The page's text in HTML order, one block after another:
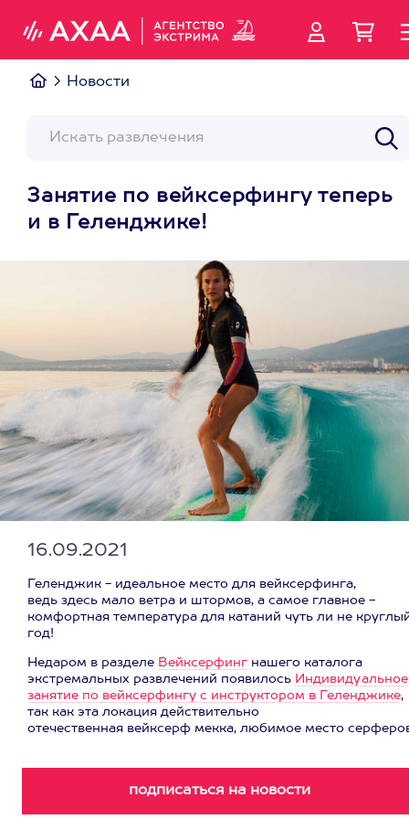
Новости
Занятие по вейксерфингу теперь
и в Геленджике!
16.09.2021
Геленджик - идеальное место для вейксерфинга,
ведь здесь мало ветра и штормов, а самое главное -
комфортная температура для катаний чуть ли не
год!
Недаром в разделе Вейксерфинг нашего каталога
экстремальных развлечений появилось Индивидуальное
занятие по вейксерфингу с инструктором в Геленджике,
так как эта локация действительно
отечественная вейксерф мекка, любимое место